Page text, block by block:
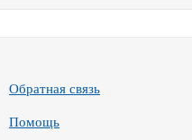
Обратная связь
Помощь